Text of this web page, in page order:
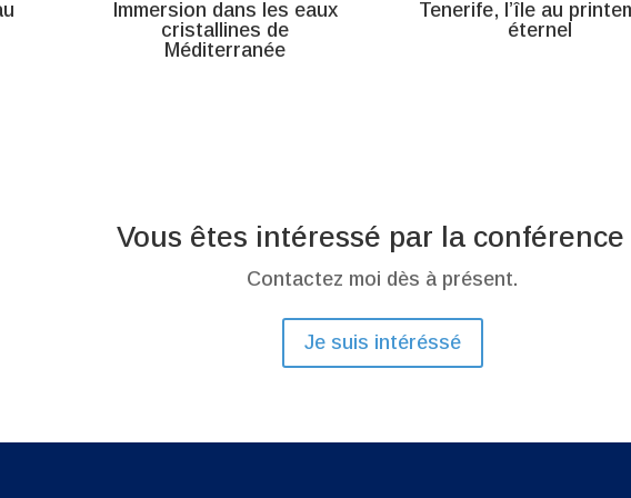
Immersion dans les eaux
cristallines de
Méditerranée
Tenerife, l’île au
éternel
Vous êtes intéressé par la conférence
Contactez moi dès à présent.
Je suis intéréssé